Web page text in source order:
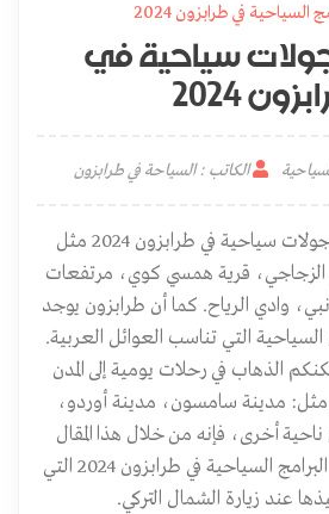
السياحية في طرابزون 2024
10 جولات سياحية في
2024
الكاتب : السياحة في طرابزون
تعرف على أجمل 10 جولات سياحية في طرابزون 2024 مثل
الزجاجي، قرية همسي كوي، مرتفعات
وادي الرياح. كما أن طرابزون يوجد
السياحية التي تناسب العوائل العربية.
الذهاب في رحلات يومية إلى المدن
مثل: مدينة سامسون، مدينة أوردو،
أخرى، فإنه من خلال هذا المقال
ستتعرفون على أفضل البرامج السياحية في طرابزون 2024 التي
عند زيارة الشمال التركي.